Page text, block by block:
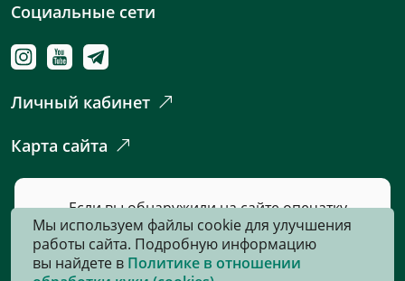
Социальные сети
Личный кабинет
Карта сайта
Если вы обнаружили на сайте опечатку
или неточность, пожалуйста, нажмите
сюдаи сообщите нам об этом.
Мы используем файлы cookie для улучшения
работы сайта. Подробную информацию
вы найдете в Политике в отношении